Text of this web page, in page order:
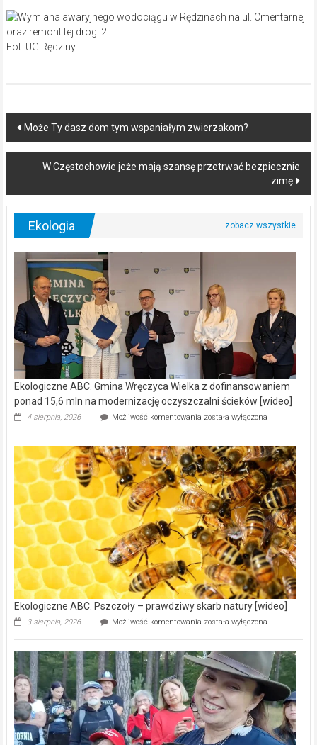
Fot: UG Rędziny
Post
navigation
Może Ty dasz dom tym wspaniałym zwierzakom?
W Częstochowie jeże mają szansę przetrwać bezpiecznie
zimę
Ekologia
Ekologiczne ABC. Gmina Wręczyca Wielka z dofinansowaniem
ponad 15,6 mln na modernizację oczyszczalni ścieków [wideo]
4 sierpnia, 2026 Możliwość komentowania Ekologiczne
Wręczyca
Wielka
z
dofinansowaniem
ponad
15,6
mln
na
modernizację
oczyszczalni
ścieków
[wideo]
została wyłączona
Ekologiczne ABC. Pszczoły – prawdziwy skarb natury [wideo]
3 sierpnia, 2026 Możliwość komentowania Ekologiczne
–
prawdziwy
skarb
natury
[wideo]
została wyłączona